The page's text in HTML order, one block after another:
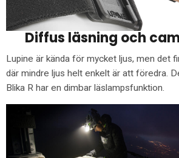
Diffus läsning och
Lupine är kända för mycket ljus, men det
där mindre ljus helt enkelt är att föredra.
Blika R har en dimbar läslampsfunktion.